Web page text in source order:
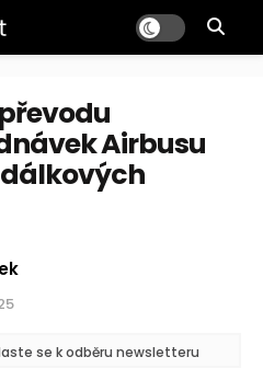
Airbusu
se k odběru newsletteru